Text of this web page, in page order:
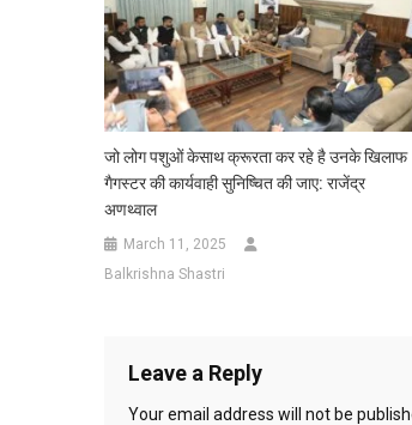
जो लोग पशुओं केसाथ क्रूरता कर रहे है उनके खिलाफ
गैगस्टर की कार्यवाही सुनिष्चित की जाए: राजेंद्र
अणथ्वाल
March 11, 2025
Balkrishna Shastri
Leave a Reply
Your email address will not be